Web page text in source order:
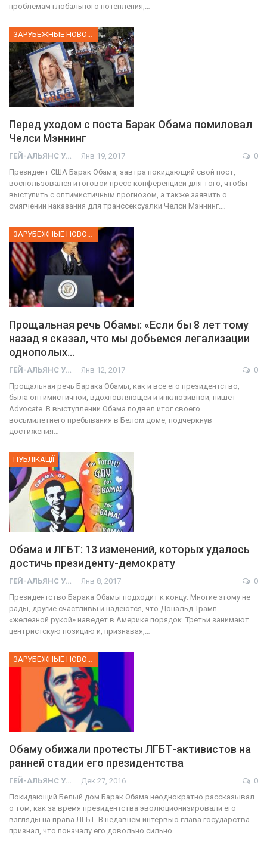
проблемам глобального потепления,…
Перед уходом с поста Барак Обама помиловал
Челси Мэннинг
ГЕЙ-АЛЬЯНС УКРАИНА Янв 19, 2017
0
Президент США Барак Обама, завтра покидающий свой пост,
воспользовался итоговой пресс-конференцией для того, чтобы
выступить с оптимистичным прогнозом, а также заявить о
смягчении наказания для транссексуалки Челси Мэннинг.…
ЗАРУБЕЖНЫЕ НОВОСТИ
Прощальная речь Обамы: «Если бы 8 лет тому
назад я сказал, что мы добьемся легализации
однополых…
ГЕЙ-АЛЬЯНС УКРАИНА Янв 12, 2017
0
Прощальная речь Барака Обамы, как и все его президентство,
была оптимистичной, вдохновляющей и инклюзивной, пишет
Advocate. В выступлении Обама подвел итог своего
восьмилетнего пребывания в Белом доме, подчеркнув
достижения…
ПУБЛІКАЦІЇ
Обама и ЛГБТ: 13 изменений, которых удалось
достичь президенту-демократу
ГЕЙ-АЛЬЯНС УКРАИНА Янв 8, 2017
0
Президентство Барака Обамы подходит к концу. Многие этому не
рады, другие счастливы и надеются, что Дональд Трамп
«железной рукой» наведет в Америке порядок. Третьи занимают
центристскую позицию и, признавая,…
ЗАРУБЕЖНЫЕ НОВОСТИ
Обаму обижали протесты ЛГБТ-активистов на
ранней стадии его президентства
ГЕЙ-АЛЬЯНС УКРАИНА Дек 27, 2016
0
Покидающий Белый дом Барак Обама неоднократно рассказывал
о том, как за время президентства эволюционизировали его
взгляды на права ЛГБТ. В недавнем интервью глава государства
признал, что поначалу его довольно сильно…